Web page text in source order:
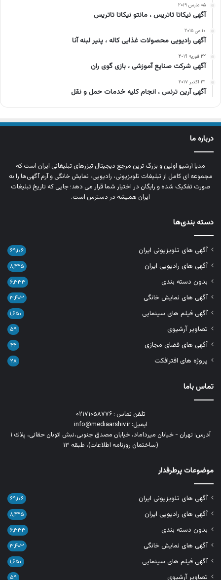
۰۵ مارس ۲۰۱۹
آگهی نیکاتا تاتریس ، مانتو نیکاتا تاتریس
۱۰ می ۲۰۱۵
آگهی رادیویی محصولات غذایی کاله ، پنیر لبنه آنا
۲۲ فوریه ۲۰۱۹
آگهی شرکت صنایع آموزشی ، بازی گوی ران
۳۱ اکتبر ۲۰۱۷
آگهی آرین ترنس ، انجام کلیه خدمات حمل و نقل
درباره ما
مدیا آرشیو اولین و بزرگ‌ ترین مرجع دیجیتال تیزرهای تبلیغاتی ایران است که
مجموعه‌ ای کامل از تبلیغات تلویزیونی، رادیویی، نمایش خانگی و آرم‌ آگهی‌ها را به‌
صورت تفکیک‌ شده و رایگان در اختیار شما قرار می‌ دهد؛ جایی که تاریخ تبلیغات
ایران همیشه در دسترس است.
دسته بندی‌ها
آگهی های تلویزیونی ایران ۶۹,۱۰۶
آگهی های رادیویی ایران ۸,۴۴۵
بدون دسته بندی ۶,۳۳۳
آگهی های نمایش خانگی ۳,۴۰۳
آگهی فیلم های سینمایی ۱,۶۵۰
تصاویر آرشیوی ۵۹
آگهی های فضای مجازی ۴۴
پروژه های افترافکت ۲۸
تماس باما
تلفن تماس : ۰۲۱۷۱۰۵۸۷۷۶
ایمیل: info@mediaarshiv.ir
آدرس: تهران - خیابان میرداماد، خیابان مصدق جنوبی،نبش اتوبان حقانی، پلاك ١
(ساختمان روزنامه اطلاعات)، طبقه ۱۳
موضوعات پرطرفدار
آگهی های تلویزیونی ایران ۶۹,۱۰۶
آگهی های رادیویی ایران ۸,۴۴۵
بدون دسته بندی ۶,۳۳۳
آگهی های نمایش خانگی ۳,۴۰۳
آگهی فیلم های سینمایی ۱,۶۵۰
تصاویر آرشیوی ۵۹